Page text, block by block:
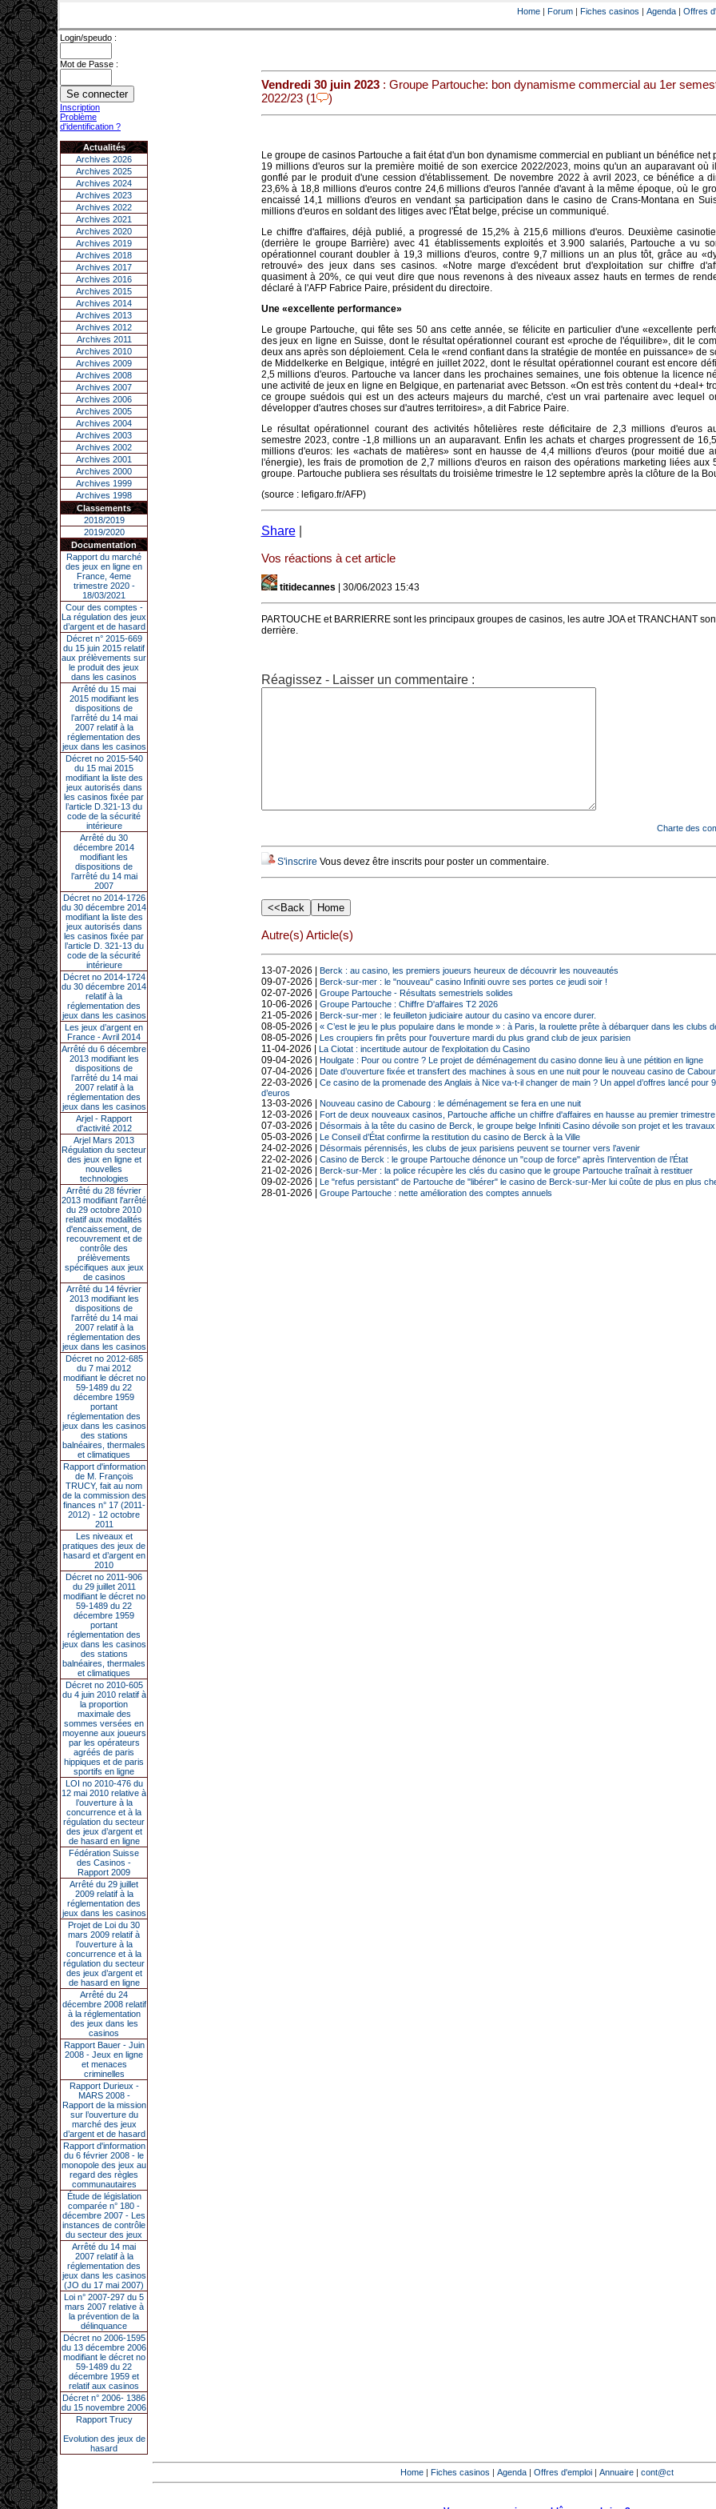
Home | Forum | Fiches casinos | Agenda | Offres
Login/speudo :
Mot de Passe :
Inscription
Problème
d'identification ?
Actualités
Archives 2026
Archives 2025
Archives 2024
Archives 2023
Archives 2022
Archives 2021
Archives 2020
Archives 2019
Archives 2018
Archives 2017
Archives 2016
Archives 2015
Archives 2014
Archives 2013
Archives 2012
Archives 2011
Archives 2010
Archives 2009
Archives 2008
Archives 2007
Archives 2006
Archives 2005
Archives 2004
Archives 2003
Archives 2002
Archives 2001
Archives 2000
Archives 1999
Archives 1998
Classements
2018/2019
2019/2020
Documentation
Rapport du marché
des jeux en ligne en
France, 4eme
trimestre 2020 -
18/03/2021
Cour des comptes -
La régulation des jeux
d’argent et de hasard
Décret n° 2015-669
du 15 juin 2015 relatif
aux prélèvements sur
le produit des jeux
dans les casinos
Arrêté du 15 mai
2015 modifiant les
dispositions de
l’arrêté du 14 mai
2007 relatif à la
réglementation des
jeux dans les casinos
Décret no 2015-540
du 15 mai 2015
modifiant la liste des
jeux autorisés dans
les casinos fixée par
l’article D.321-13 du
code de la sécurité
intérieure
Arrêté du 30
décembre 2014
modifiant les
dispositions de
l’arrêté du 14 mai
2007
Décret no 2014-1726
du 30 décembre 2014
modifiant la liste des
jeux autorisés dans
les casinos fixée par
l’article D. 321-13 du
code de la sécurité
intérieure
Décret no 2014-1724
du 30 décembre 2014
relatif à la
réglementation des
jeux dans les casinos
Les jeux d’argent en
France - Avril 2014
Arrêté du 6 décembre
2013 modifiant les
dispositions de
l’arrêté du 14 mai
2007 relatif à la
réglementation des
jeux dans les casinos
Arjel - Rapport
d'activité 2012
Arjel Mars 2013
Régulation du secteur
des jeux en ligne et
nouvelles
technologies
Arrêté du 28 février
2013 modifiant l'arrêté
du 29 octobre 2010
relatif aux modalités
d'encaissement, de
recouvrement et de
contrôle des
prélèvements
spécifiques aux jeux
de casinos
Arrêté du 14 février
2013 modifiant les
dispositions de
l'arrêté du 14 mai
2007 relatif à la
réglementation des
jeux dans les casinos
Décret no 2012-685
du 7 mai 2012
modifiant le décret no
59-1489 du 22
décembre 1959
portant
réglementation des
jeux dans les casinos
des stations
balnéaires, thermales
et climatiques
Rapport d'information
de M. François
TRUCY, fait au nom
de la commission des
finances n° 17 (2011-
2012) - 12 octobre
2011
Les niveaux et
pratiques des jeux de
hasard et d’argent en
2010
Décret no 2011-906
du 29 juillet 2011
modifiant le décret no
59-1489 du 22
décembre 1959
portant
réglementation des
jeux dans les casinos
des stations
balnéaires, thermales
et climatiques
Décret no 2010-605
du 4 juin 2010 relatif à
la proportion
maximale des
sommes versées en
moyenne aux joueurs
par les opérateurs
agréés de paris
hippiques et de paris
sportifs en ligne
LOI no 2010-476 du
12 mai 2010 relative à
l’ouverture à la
concurrence et à la
régulation du secteur
des jeux d’argent et
de hasard en ligne
Fédération Suisse
des Casinos -
Rapport 2009
Arrêté du 29 juillet
2009 relatif à la
réglementation des
jeux dans les casinos
Projet de Loi du 30
mars 2009 relatif à
l’ouverture à la
concurrence et à la
régulation du secteur
des jeux d’argent et
de hasard en ligne
Arrêté du 24
décembre 2008 relatif
à la réglementation
des jeux dans les
casinos
Rapport Bauer - Juin
2008 - Jeux en ligne
et menaces
criminelles
Rapport Durieux -
MARS 2008 -
Rapport de la mission
sur l’ouverture du
marché des jeux
d’argent et de hasard
Rapport d'information
du 6 février 2008 - le
monopole des jeux au
regard des règles
communautaires
Étude de législation
comparée n° 180 -
décembre 2007 - Les
instances de contrôle
du secteur des jeux
Arrêté du 14 mai
2007 relatif à la
réglementation des
jeux dans les casinos
(JO du 17 mai 2007)
Loi n° 2007-297 du 5
mars 2007 relative à
la prévention de la
délinquance
Décret no 2006-1595
du 13 décembre 2006
modifiant le décret no
59-1489 du 22
décembre 1959 et
relatif aux casinos
Décret n° 2006- 1386
du 15 novembre 2006
Rapport Trucy
Evolution des jeux de
hasard
Vendredi 30 juin 2023: Groupe Partouche: bon dynamisme commercial au 1er
2022/23 (1
)
Le groupe de casinos Partouche a fait état d'un bon dynamisme commercial en publiant un bénéfice net
19 millions d'euros sur la première moitié de son exercice 2022/2023, moins qu'un an auparavant où
gonflé par le produit d'une cession d'établissement. De novembre 2022 à avril 2023, ce bénéfice a
23,6% à 18,8 millions d'euros contre 24,6 millions d'euros l'année d'avant à la même époque, où le
encaissé 14,1 millions d'euros en vendant sa participation dans le casino de Crans-Montana en
millions d'euros en soldant des litiges avec l'État belge, précise un communiqué.
Le chiffre d'affaires, déjà publié, a progressé de 15,2% à 215,6 millions d'euros. Deuxième
(derrière le groupe Barrière) avec 41 établissements exploités et 3.900 salariés, Partouche a vu
opérationnel courant doubler à 19,3 millions d'euros, contre 9,7 millions un an plus tôt, grâce au
retrouvé» des jeux dans ses casinos. «Notre marge d'excédent brut d'exploitation sur chiffre
quasiment à 20%, ce qui veut dire que nous revenons à des niveaux assez hauts en termes de
déclaré à l'AFP Fabrice Paire, président du directoire.
Une «excellente performance»
Le groupe Partouche, qui fête ses 50 ans cette année, se félicite en particulier d'une «excellente
des jeux en ligne en Suisse, dont le résultat opérationnel courant est «proche de l'équilibre», dit le
deux ans après son déploiement. Cela le «rend confiant dans la stratégie de montée en puissance» de
de Middelkerke en Belgique, intégré en juillet 2022, dont le résultat opérationnel courant est encore
2,5 millions d'euros. Partouche va lancer dans les prochaines semaines, une fois obtenue la licence
une activité de jeux en ligne en Belgique, en partenariat avec Betsson. «On est très content du +deal+
ce groupe suédois qui est un des acteurs majeurs du marché, c'est un vrai partenaire avec lequel
développer d'autres choses sur d'autres territoires», a dit Fabrice Paire.
Le résultat opérationnel courant des activités hôtelières reste déficitaire de 2,3 millions d'euros
semestre 2023, contre -1,8 millions un an auparavant. Enfin les achats et charges progressent de
millions d'euros: les «achats de matières» sont en hausse de 4,4 millions d'euros (pour moitié due
l'énergie), les frais de promotion de 2,7 millions d'euros en raison des opérations marketing liées aux
groupe. Partouche publiera ses résultats du troisième trimestre le 12 septembre après la clôture de la
(source : lefigaro.fr/AFP)
Share
Vos réactions à cet article
titidecannes | 30/06/2023 15:43
PARTOUCHE et BARRIERRE sont les principaux groupes de casinos, les autre JOA et TRANCHANT
derrière.
Réagissez - Laisser un commentaire :
Charte des
S'inscrire Vous devez être inscrits pour poster un commentaire.
Autre(s) Article(s)
13-07-2026 | Berck : au casino, les premiers joueurs heureux de découvrir les nouveautés
09-07-2026 | Berck-sur-mer : le "nouveau" casino Infiniti ouvre ses portes ce jeudi soir !
02-07-2026 | Groupe Partouche - Résultats semestriels solides
10-06-2026 | Groupe Partouche : Chiffre D'affaires T2 2026
21-05-2026 | Berck-sur-mer : le feuilleton judiciaire autour du casino va encore durer.
08-05-2026 | « C’est le jeu le plus populaire dans le monde » : à Paris, la roulette prête à débarquer dans les clubs
08-05-2026 | Les croupiers fin prêts pour l'ouverture mardi du plus grand club de jeux parisien
11-04-2026 | La Ciotat : incertitude autour de l'exploitation du Casino
09-04-2026 | Houlgate : Pour ou contre ? Le projet de déménagement du casino donne lieu à une pétition en ligne
07-04-2026 | Date d’ouverture fixée et transfert des machines à sous en une nuit pour le nouveau casino de
22-03-2026 |
Ce casino de la promenade des Anglais à Nice va-t-il changer de main ? Un appel d’offres lancé pour
d’euros
13-03-2026 | Nouveau casino de Cabourg : le déménagement se fera en une nuit
12-03-2026 | Fort de deux nouveaux casinos, Partouche affiche un chiffre d'affaires en hausse au premier trimestre
07-03-2026 | Désormais à la tête du casino de Berck, le groupe belge Infiniti Casino dévoile son projet et les
05-03-2026 | Le Conseil d’État confirme la restitution du casino de Berck à la Ville
24-02-2026 | Désormais pérennisés, les clubs de jeux parisiens peuvent se tourner vers l’avenir
22-02-2026 | Casino de Berck : le groupe Partouche dénonce un "coup de force" après l’intervention de l’État
21-02-2026 | Berck-sur-Mer : la police récupère les clés du casino que le groupe Partouche traînait à restituer
09-02-2026 | Le "refus persistant" de Partouche de "libérer" le casino de Berck-sur-Mer lui coûte de plus en plus
28-01-2026 | Groupe Partouche : nette amélioration des comptes annuels
Home | Fiches casinos | Agenda | Offres d'emploi | Annuaire | cont@ct